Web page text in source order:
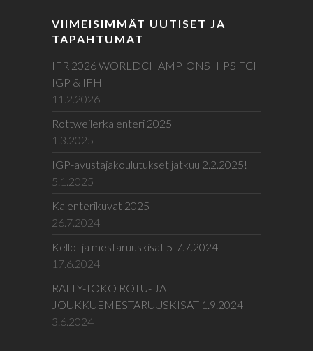
VIIMEISIMMÄT UUTISET JA
TAPAHTUMAT
IFR 2026 WORLDCHAMPIONSHIPS FCI
IGP & IFH
11.2.2026
Rottweilerkalenteri 2025
1.3.2025
IGP-avustajakoulutukset jatkuu 2.2.2025!
5.1.2025
Kalenterikuvat 2025
26.7.2024
Kello- ja mestaruuskisat 5-7.7.2024
17.6.2024
RALLY-TOKO ROTU- JA
JOUKKUEMESTARUUSKISAT 1.9.2024
3.6.2024